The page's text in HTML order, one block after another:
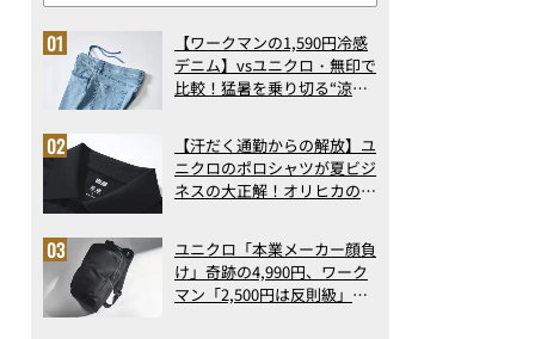
【ワークマンの1,590円冷感
デニム】vsユニクロ・無印で
比較！猛暑を乗り切る“涼感
で決定版
【汗だく通勤からの解放】ユ
ニクロのポロシャツが夏ビジ
ネスの大正解！オリヒカの透
アの実力
ユニクロ「本業メーカー顔負
け」奇跡の4,990円、ワーク
マン「2,500円は反則級」凄